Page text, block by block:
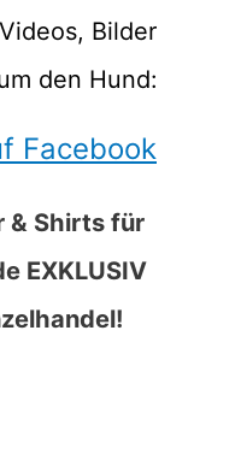
Bilder
den Hund:
Facebook
& Shirts für
EXKLUSIV